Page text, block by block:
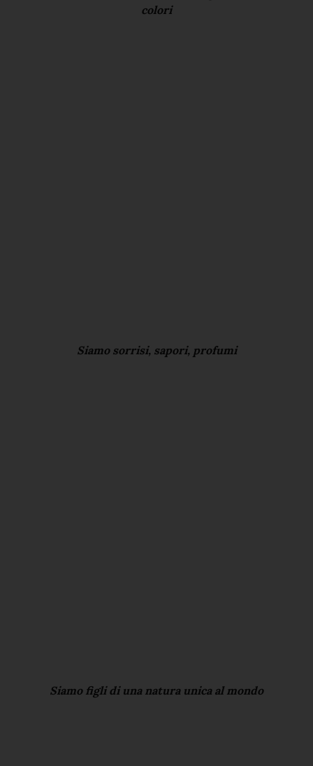
colori
Siamo sorrisi, sapori, profumi
Siamo figli di una natura unica al mondo